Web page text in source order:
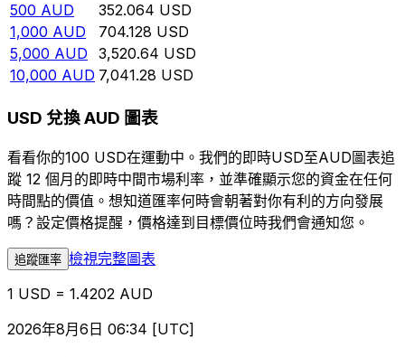
500 AUD 352.064 USD
1,000 AUD 704.128 USD
5,000 AUD 3,520.64 USD
10,000 AUD 7,041.28 USD
USD 兌換 AUD 圖表
看看你的100 USD在運動中。我們的即時USD至AUD圖表追
蹤 12 個月的即時中間市場利率，並準確顯示您的資金在任何
時間點的價值。想知道匯率何時會朝著對你有利的方向發展
嗎？設定價格提醒，價格達到目標價位時我們會通知您。
追蹤匯率 檢視完整圖表
1 USD = 1.4202 AUD
2026年8月6日 06:34 [UTC]